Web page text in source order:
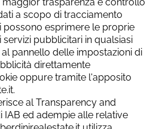
a scopo di tracciamento
possono esprimere le proprie
pubblicitari in qualsiasi
pannello delle impostazioni di
direttamente
oppure tramite l'apposito
al Transparency and
IAB ed adempie alle relative